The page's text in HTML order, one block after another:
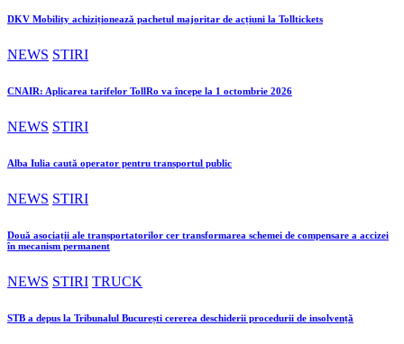
DKV Mobility achiziționează pachetul majoritar de acțiuni la Tolltickets
NEWS STIRI
CNAIR: Aplicarea tarifelor TollRo va începe la 1 octombrie 2026
NEWS STIRI
Alba Iulia caută operator pentru transportul public
NEWS STIRI
Două asociații ale transportatorilor cer transformarea schemei de compensare a accizei
în mecanism permanent
NEWS STIRI TRUCK
STB a depus la Tribunalul București cererea deschiderii procedurii de insolvență